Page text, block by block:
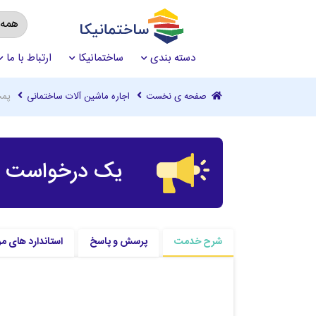
دسته بندی ساختمانیکا ارتباط با ما
صفحه ی نخست اجاره ماشین آلات ساختمانی
یک درخواست
شرح خدمت پرسش و پاسخ استاندارد های